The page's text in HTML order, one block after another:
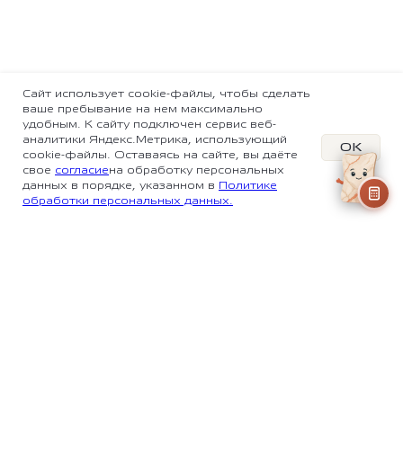
Сайт использует cookie-файлы, чтобы сделать
ваше пребывание на нем максимально
удобным. К сайту подключен сервис веб-
аналитики Яндекс.Метрика, использующий
cookie-файлы. Оставаясь на сайте, вы даёте
свое согласиена обработку персональных
данных в порядке, указанном в Политике
обработки персональных данных.
OK